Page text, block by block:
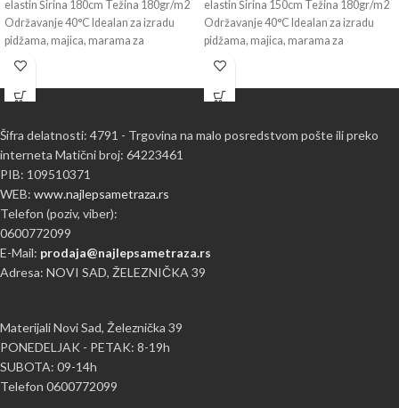
elastin Širina 180cm Težina 180gr/m2
Održavanje 40°C Idealan za izradu
pidžama, majica, marama za
elastin Širina 150cm Težina 180gr/m2
Održavanje 40°C Idealan za izradu
pidžama, majica, marama za
Šifra delatnosti: 4791 - Trgovina na malo posredstvom pošte ili preko
interneta Matični broj: 64223461
PIB: 109510371
WEB: www.najlepsametraza.rs
Telefon (poziv, viber):
0600772099
E-Mail: prodaja@najlepsametraza.rs
Adresa: NOVI SAD, ŽELEZNIČKA 39
Materijali Novi Sad, Železnička 39
PONEDELJAK - PETAK: 8-19h
SUBOTA: 09-14h
Telefon 0600772099